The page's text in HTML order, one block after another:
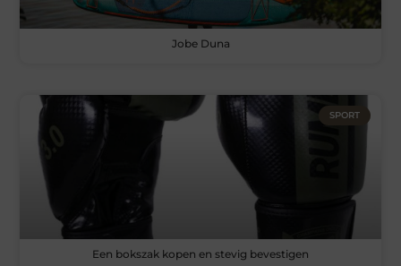
Jobe Duna
SPORT
Een bokszak kopen en stevig bevestigen